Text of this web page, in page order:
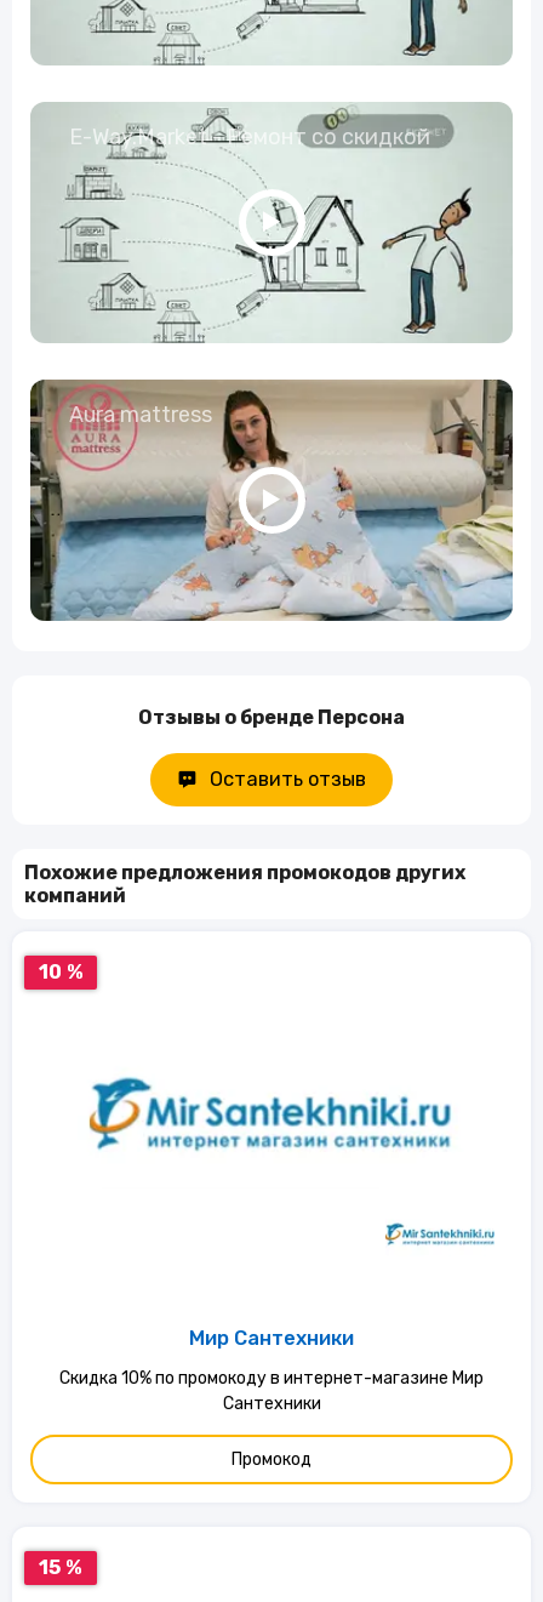
E-Way.Market - Ремонт со скидкой
Aura mattress
Отзывы о бренде Персона
Оставить отзыв
Похожие предложения промокодов других
компаний
10 %
Мир Сантехники
Скидка 10% по промокоду в интернет-магазине Мир
Сантехники
Промокод
15 %